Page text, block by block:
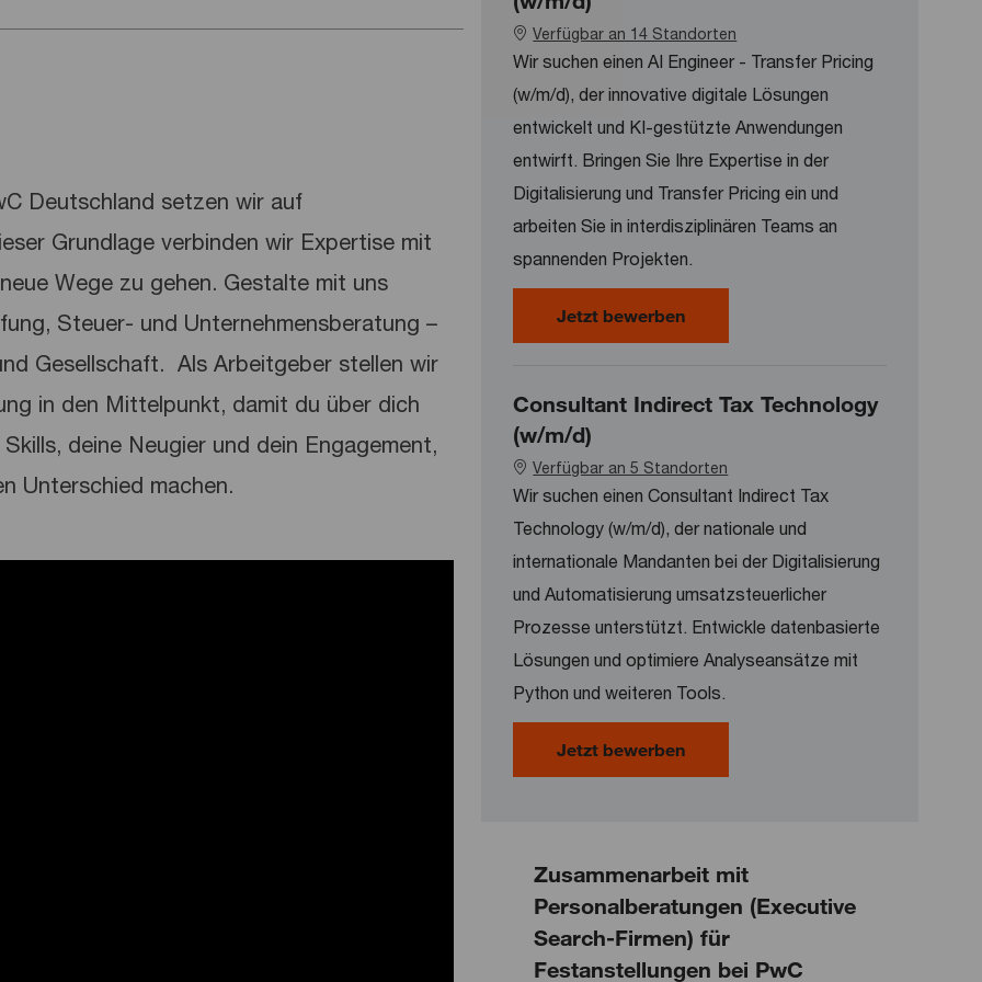
Deutschland setzen wir auf
Grundlage verbinden wir Expertise mit
Wege zu gehen. Gestalte mit uns
Steuer- und Unternehmensberatung –
Gesellschaft. ​ Als Arbeitgeber stellen wir
in den Mittelpunkt, damit du über dich
deine Neugier und dein Engagement,
Unterschied machen.
Verfügbar an 14 Standorten
Wir suchen einen AI Engineer - Transfer Pricing
(w/m/d), der innovative digitale Lösungen
entwickelt und KI-gestützte Anwendungen
entwirft. Bringen Sie Ihre Expertise in der
Digitalisierung und Transfer Pricing ein und
arbeiten Sie in interdisziplinären Teams an
spannenden Projekten.
Jetzt bewerbenAI Engineer - Transfer Pricing (w/
Consultant Indirect Tax Technology
(w/m/d)
Verfügbar an 5 Standorten
Wir suchen einen Consultant Indirect Tax
Technology (w/m/d), der nationale und
internationale Mandanten bei der Digitalisierung
und Automatisierung umsatzsteuerlicher
Prozesse unterstützt. Entwickle datenbasierte
Lösungen und optimiere Analyseansätze mit
Python und weiteren Tools.
Jetzt bewerbenConsultant Indirect Tax
Zusammenarbeit mit
Personalberatungen (Executive
Search-Firmen) für
Festanstellungen bei PwC